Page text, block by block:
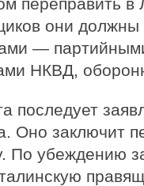
они должны
—
НКВД,
последует
Оно заключит
По убеждению